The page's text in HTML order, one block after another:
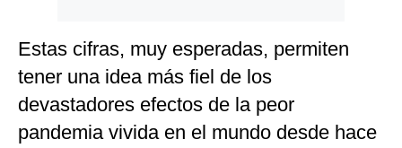
Estas cifras, muy esperadas, permiten
tener una idea más fiel de los
devastadores efectos de la peor
pandemia vivida en el mundo desde hace